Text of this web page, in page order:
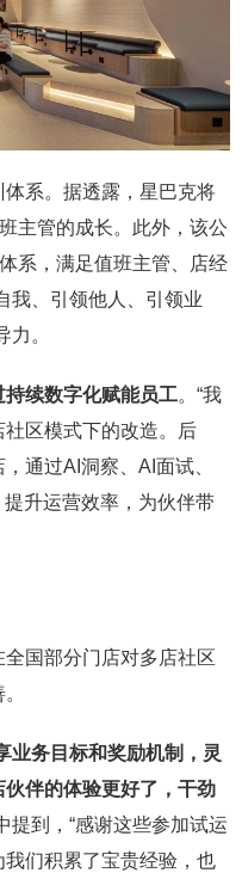
系。据透露，星巴克将
主管的成长。此外，该公
系，满足值班主管、店经
我、引领他人、引领业
。
持续数字化赋能员工。“我
区模式下的改造。后
通过AI洞察、AI面试、
升运营效率，为伙伴带
国部分门店对多店社区
业务目标和奖励机制，灵
伴的体验更好了，干劲
提到，“感谢这些参加试运
们积累了宝贵经验，也